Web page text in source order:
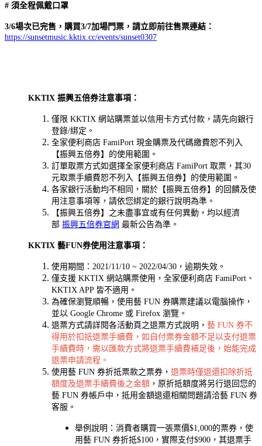
# 須全程佩戴口罩
3/6場次已完售，購買3/7加場門票，請立即前往售票連結：
https://sunsetmusic.kktix.cc/events/sunset0307
KKTIX 振興五倍券注意事項：
僅限 KKTIX 網站購票並以信用卡方式付款，請先向銀行
登錄/綁定。
全家便利商店 FamiPort 現金購票及代碼繳費恕不列入
【振興五倍券】的使用範圍。
訂單取票方式如選擇全家便利商店 FamiPort 取票，其30
元取票手續費恕不列入【振興五倍券】的使用範圍。
各家銀行活動均不相同，關於【振興五倍券】的回饋及使
用注意事項等，請依您綁定的銀行說明為準。
【振興五倍券】之未盡事宜或有任何異動，均以經濟
部 振興五倍券官網 最新公告為準。
KKTIX 藝FUN券使用注意事項：
使用期間：2021/11/10 ~ 2022/04/30，逾期失效。
僅支援 KKTIX 網站購票使用，全家便利商店 FamiPort、
KKTIX APP 皆不適用。
為確保瀏覽順暢，使用藝 FUN 券購票建議以電腦操作，
並以 Google Chrome 或 Firefox 瀏覽。
退票方式請詳閱各活動頁之退票方式說明， 藝 FUN 券不
得用於扣抵退票手續費，如自付票券金額不足以支付退票
手續費時，需以匯款方式將退票手續費補足後，始能完成
退票申請流程。
使用藝 FUN 券折抵票款之票券， 退票時僅退還扣除折抵
額度及退票手續費後之金額 ，原折抵額度將另行退回您的
藝 FUN 券帳戶中，抵用金額退還相關問題請洽藝 FUN 券
客服。
舉例說明：消費者購買一張票價$1,000的票券，使
用藝 FUN 券折抵$100，實際支付$900，其退票手